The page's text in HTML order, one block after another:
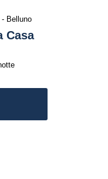
Belluno
Casa